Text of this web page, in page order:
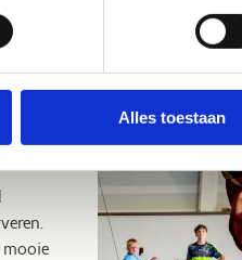
Alles toestaan
om